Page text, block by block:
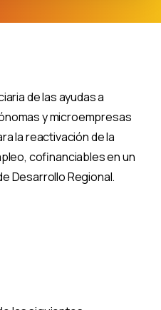
de las ayudas a
y microempresas
la reactivación de la
cofinanciables en un
Desarrollo Regional.